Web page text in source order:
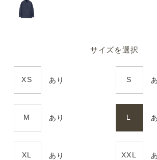
サイズを選択
XS あり S
M あり L
XL あり XXL